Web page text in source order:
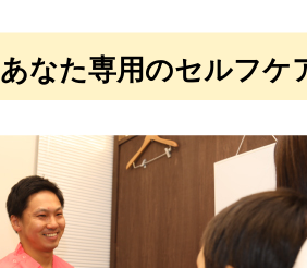
あなた専用のセルフケ